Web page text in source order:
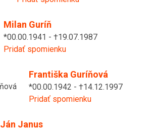
Milan Guríň
*00.00.1941 - †19.07.1987
Pridať spomienku
Františka Guríňová
*00.00.1942 - †14.12.1997
Pridať spomienku
Ján Janus